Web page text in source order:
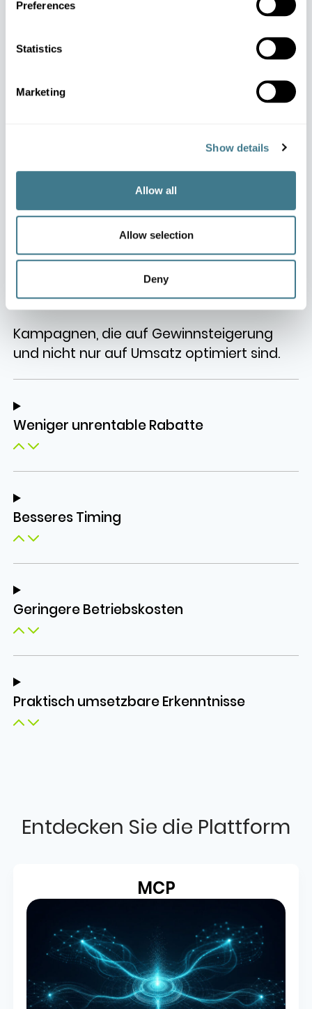
Preferences
Statistics
Marketing
Show details
Allow all
Allow selection
Deny
Die Auswirkungen auf einen
Höherer ROI bei Werbeaktionen
Kampagnen, die auf Gewinnsteigerung
und nicht nur auf Umsatz optimiert sind.
Weniger unrentable Rabatte
Besseres Timing
Geringere Betriebskosten
Praktisch umsetzbare Erkenntnisse
Entdecken Sie die Plattform
MCP